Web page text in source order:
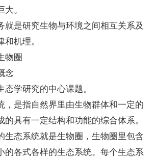
。
是研究生物与环境之间相互关系及
机理。
圈
念
学研究的中心课题。
是指自然界里由生物群体和一定的
具有一定结构和功能的综合体系。
态系统就是生物圈，生物圈里包含
的各式各样的生态系统。每个生态系